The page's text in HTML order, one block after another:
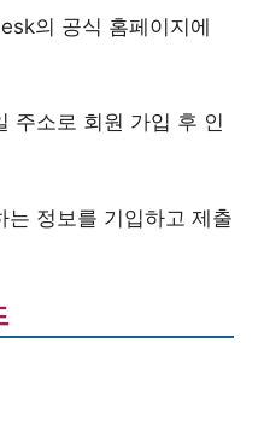
의 공식 홈페이지에
주소로 회원 가입 후 인
는 정보를 기입하고 제출